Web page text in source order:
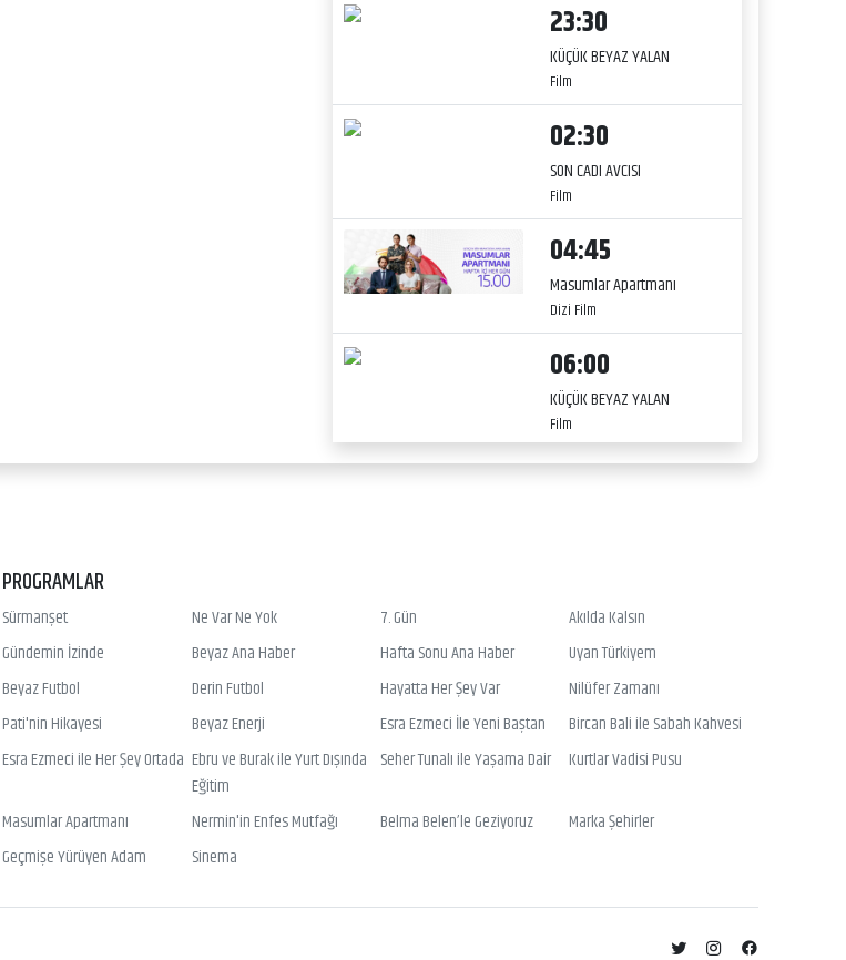
23:30
KÜÇÜK BEYAZ YALAN
Film
02:30
SON CADI AVCISI
Film
04:45
Masumlar Apartmanı
Dizi Film
06:00
KÜÇÜK BEYAZ YALAN
Film
PROGRAMLAR
Sürmanşet Ne Var Ne Yok 7. Gün
Akılda Kalsın
Gündemin İzinde
Beyaz Ana Haber Hafta Sonu Ana Haber
Uyan Türkiyem
Beyaz Futbol
Derin Futbol Hayatta Her Şey Var
Nilüfer Zamanı
Pati'nin Hikayesi
Beyaz Enerji Esra Ezmeci İle Yeni Baştan
Bircan Bali ile Sabah Kahvesi
Esra Ezmeci ile Her Şey Ortada Ebru ve Burak ile Yurt Dışında
Eğitim
Seher Tunalı ile Yaşama Dair Kurtlar Vadisi Pusu
Masumlar Apartmanı Nermin'in Enfes Mutfağı Belma Belen’le Geziyoruz
Marka Şehirler
Geçmişe Yürüyen Adam
Sinema